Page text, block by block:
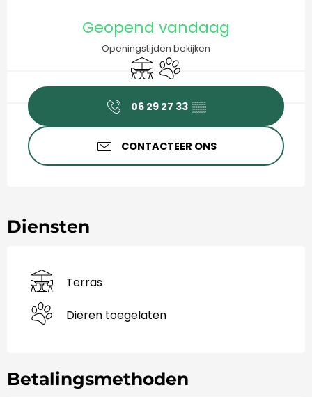
Geopend vandaag
Openingstijden bekijken
TerrasDieren toegelaten
06 29 27 33 ▒▒
CONTACTEER ONS
Diensten
Terras
Dieren toegelaten
Betalingsmethoden